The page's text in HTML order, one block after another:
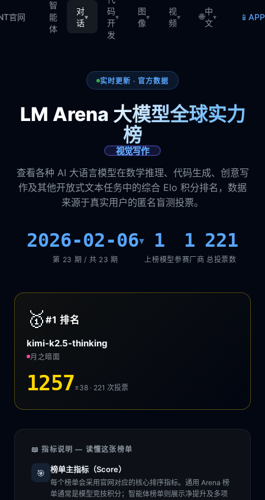
官网
智
能
体
对
话
▾
码
开
发
▾
图
像
▾
视
频
▾ 🌐
中
文
▾ 📱
实时更新 · 官方数据
LM Arena 大模型全球实力
榜
视觉写作
查看各种 AI 大语言模型在数学推理、代码生成、创意写
作及其他开放式文本任务中的综合 Elo 积分排名，数据
来源于真实用户的匿名盲测投票。
2026-02-06▾
第 23 期 / 共 23 期
1
上榜模型
1
参赛厂商
221
总投票数
🥇 #1排名
kimi-k2.5-thinking
月之暗面
1257±38 · 221次投票
📖 指标说明 — 读懂这张榜单
🎯 榜单主指标（Score）
每个榜单会采用官网对应的核心排序指标。通用 Arena 榜
单通常是模型竞技积分；智能体榜单则展示净提升及多项